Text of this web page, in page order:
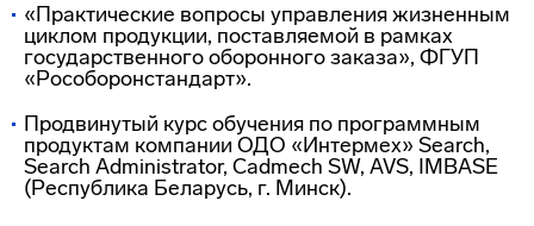
«Практические вопросы управления жизненным
циклом продукции, поставляемой в рамках
государственного оборонного заказа», ФГУП
«Рособоронстандарт».
Продвинутый курс обучения по программным
продуктам компании ОДО «Интермех» Search,
Search Administrator, Cadmech SW, AVS, IMBASE
(Республика Беларусь, г. Минск).